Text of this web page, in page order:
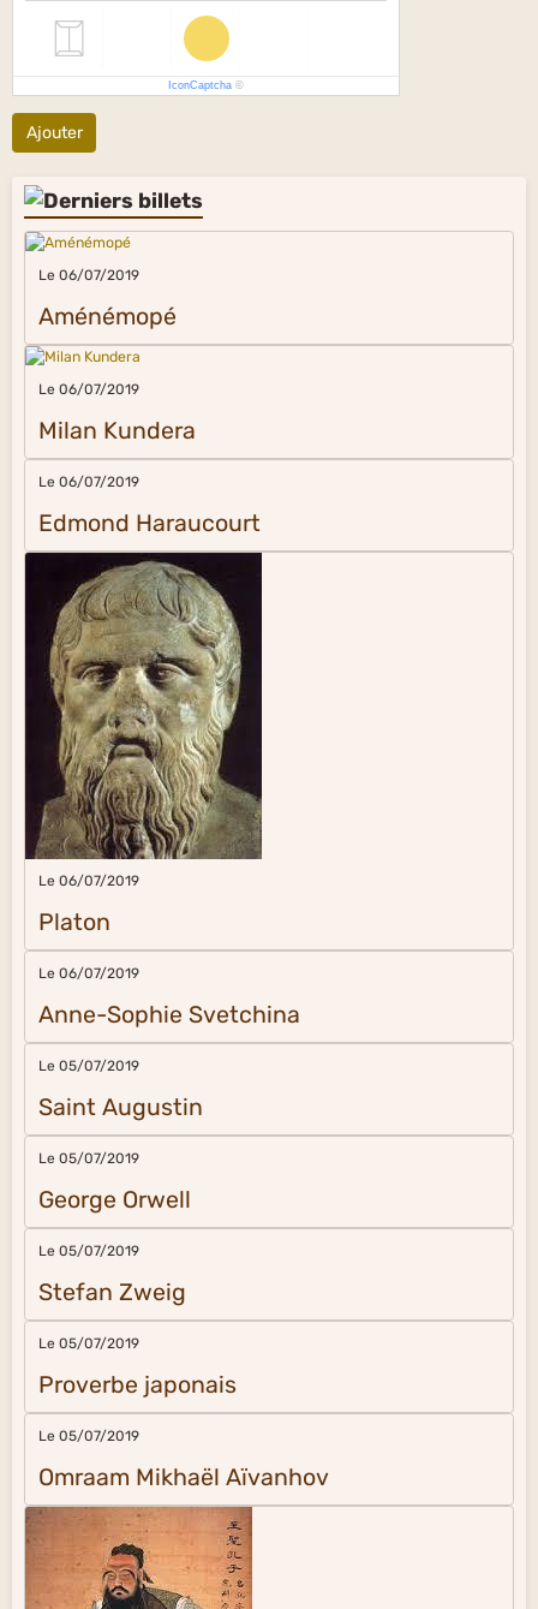
IconCaptcha ©
Ajouter
Le 06/07/2019
Aménémopé
Le 06/07/2019
Milan Kundera
Le 06/07/2019
Edmond Haraucourt
Le 06/07/2019
Platon
Le 06/07/2019
Anne-Sophie Svetchina
Le 05/07/2019
Saint Augustin
Le 05/07/2019
George Orwell
Le 05/07/2019
Stefan Zweig
Le 05/07/2019
Proverbe japonais
Le 05/07/2019
Omraam Mikhaël Aïvanhov